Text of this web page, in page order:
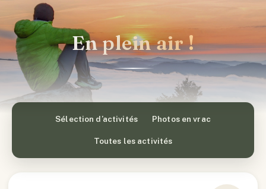
En plein air !
Sélection d’activités Photos en vrac
Toutes les activités